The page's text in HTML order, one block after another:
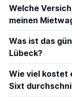
Welche
meinen
Was ist das
Lübeck?
Wie viel kostet
Sixt